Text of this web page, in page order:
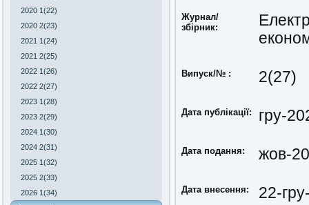
2020 1(22)
2020 2(23)
2021 1(24)
2021 2(25)
2022 1(26)
2022 2(27)
2023 1(28)
2023 2(29)
2024 1(30)
2024 2(31)
2025 1(32)
2025 2(33)
2026 1(34)
Журнал/
збірник:
Випуск/№ : 2(27)
Дата публікації: гру-
Дата подання: жов-
Дата внесення: 22-